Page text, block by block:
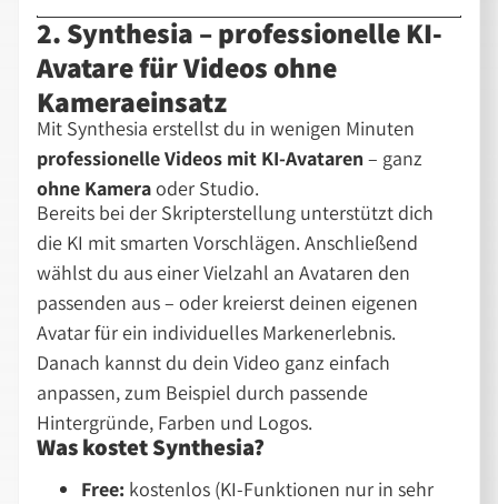
2. Synthesia – professionelle KI-
Avatare für Videos ohne
Kameraeinsatz
Mit Synthesia erstellst du in wenigen Minuten
professionelle Videos mit KI-Avataren – ganz
ohne Kameraoder Studio.
Bereits bei der Skripterstellung unterstützt dich
die KI mit smarten Vorschlägen. Anschließend
wählst du aus einer Vielzahl an Avataren den
passenden aus – oder kreierst deinen eigenen
Avatar für ein individuelles Markenerlebnis.
Danach kannst du dein Video ganz einfach
anpassen, zum Beispiel durch passende
Hintergründe, Farben und Logos.
Was kostet Synthesia?
Free: kostenlos (KI-Funktionen nur in sehr